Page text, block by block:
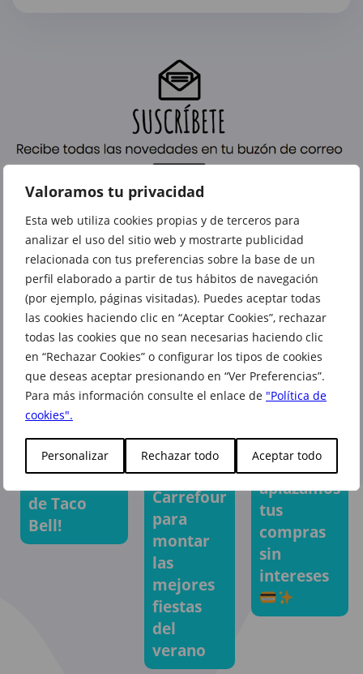
Valoramos tu privacidad
Esta web utiliza cookies propias y de terceros para
analizar el uso del sitio web y mostrarte publicidad
relacionada con tus preferencias sobre la base de un
perfil elaborado a partir de tus hábitos de navegación
(por ejemplo, páginas visitadas). Puedes aceptar todas
las cookies haciendo clic en “Aceptar Cookies”, rechazar
todas las cookies que no sean necesarias haciendo clic
en “Rechazar Cookies” o configurar los tipos de cookies
que deseas aceptar presionando en “Ver Preferencias”.
Para más información consulte el enlace de "Política de
cookies".
Personalizar Rechazar todo Aceptar todo
También te puede interesar
¡Llegan los
de Taco
Bell!
El altavoz
LG de
Carrefour
para
montar
las
mejores
fiestas
del
verano
En
Carrefour
aplazamos
tus
compras
sin
intereses